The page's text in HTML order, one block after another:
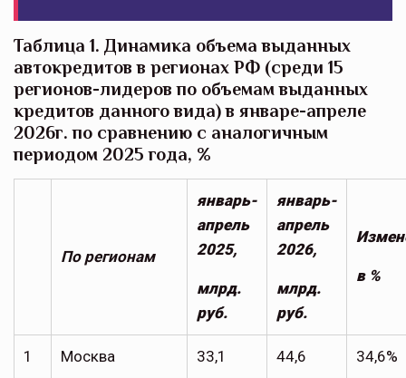
Таблица 1. Динамика объема выданных
автокредитов в регионах РФ (среди 15
регионов-лидеров по объемам выданных
кредитов данного вида) в январе-апреле
2026г. по сравнению с аналогичным
периодом 2025 года, %
По регионам
январь-
апрель
2025,
млрд.
руб.
январь-
апрель
2026,
млрд.
руб.
в %
1 Москва 33,1 44,6 34,6%